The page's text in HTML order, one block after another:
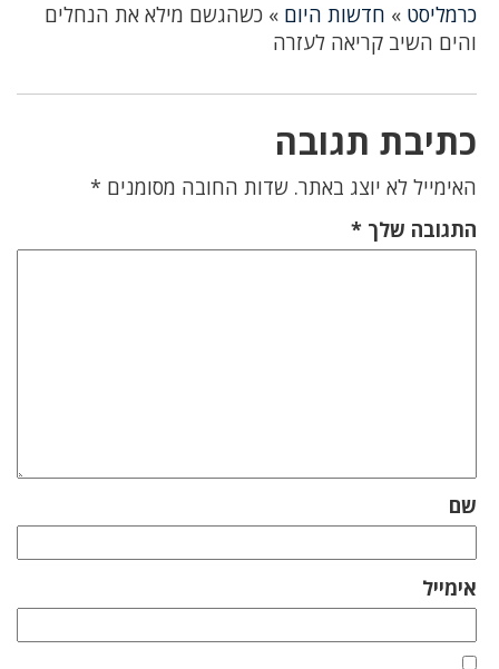
כרמליסט » חדשות היום » כשהגשם מילא את הנחלים
והים השיב קריאה לעזרה
כתיבת תגובה
האימייל לא יוצג באתר. שדות החובה מסומנים *
התגובה שלך *
שם
אימייל